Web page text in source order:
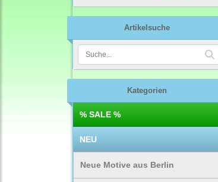
Artikelsuche
Kategorien
% SALE %
NEU
Neue Motive aus Berlin